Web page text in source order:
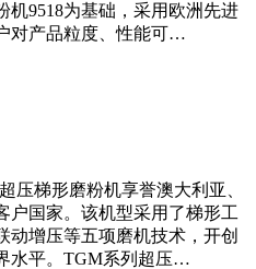
机9518为基础，采用欧洲先进
对产品粒度、性能可…
压梯形磨粉机享誉澳大利亚、
户国家。该机型采用了梯形工
动增压等五项磨机技术，开创
水平。TGM系列超压…